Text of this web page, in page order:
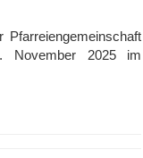
November 2025 im